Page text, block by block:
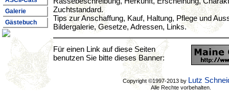
Galerie
Gästebuch
Zuchtstandard.
Tips zur Anschaffung, Kauf, Haltung, Pflege und
Bildergalerie, Gesetze, Adressen, Links.
Für einen Link auf diese Seiten
benutzen Sie bitte dieses Banner:
Copyright ©1997-2013 by Lutz
Alle Rechte vorbehalten.